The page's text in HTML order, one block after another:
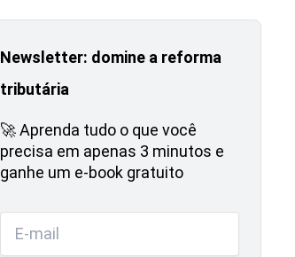
Newsletter: domine a reforma
tributária
🚀 Aprenda tudo o que você
precisa em apenas 3 minutos e
ganhe um e-book gratuito